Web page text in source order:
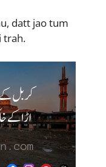
datt jao tum
trah.